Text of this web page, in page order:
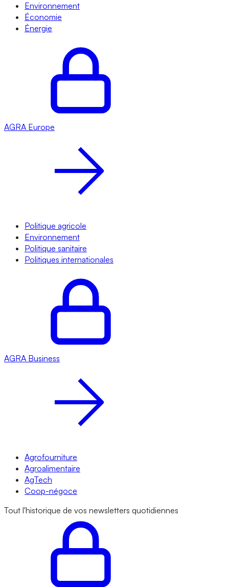
Environnement
Économie
Énergie
AGRA Europe
Politique agricole
Environnement
Politique sanitaire
Politiques internationales
AGRA Business
Agrofourniture
Agroalimentaire
AgTech
Coop-négoce
Tout l'historique de vos newsletters quotidiennes